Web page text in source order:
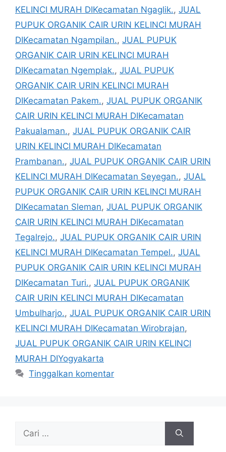
KELINCI MURAH DIKecamatan Ngaglik., JUAL
PUPUK ORGANIK CAIR URIN KELINCI MURAH
DIKecamatan Ngampilan., JUAL PUPUK
ORGANIK CAIR URIN KELINCI MURAH
DIKecamatan Ngemplak., JUAL PUPUK
ORGANIK CAIR URIN KELINCI MURAH
DIKecamatan Pakem., JUAL PUPUK ORGANIK
CAIR URIN KELINCI MURAH DIKecamatan
Pakualaman., JUAL PUPUK ORGANIK CAIR
URIN KELINCI MURAH DIKecamatan
Prambanan., JUAL PUPUK ORGANIK CAIR URIN
KELINCI MURAH DIKecamatan Seyegan., JUAL
PUPUK ORGANIK CAIR URIN KELINCI MURAH
DIKecamatan Sleman, JUAL PUPUK ORGANIK
CAIR URIN KELINCI MURAH DIKecamatan
Tegalrejo., JUAL PUPUK ORGANIK CAIR URIN
KELINCI MURAH DIKecamatan Tempel., JUAL
PUPUK ORGANIK CAIR URIN KELINCI MURAH
DIKecamatan Turi., JUAL PUPUK ORGANIK
CAIR URIN KELINCI MURAH DIKecamatan
Umbulharjo., JUAL PUPUK ORGANIK CAIR URIN
KELINCI MURAH DIKecamatan Wirobrajan,
JUAL PUPUK ORGANIK CAIR URIN KELINCI
MURAH DIYogyakarta
Tinggalkan komentar
untuk: